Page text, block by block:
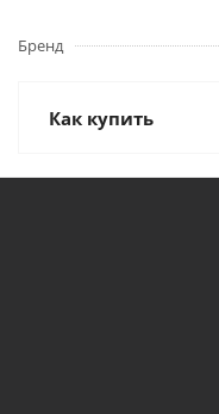
Бренд
Как купить